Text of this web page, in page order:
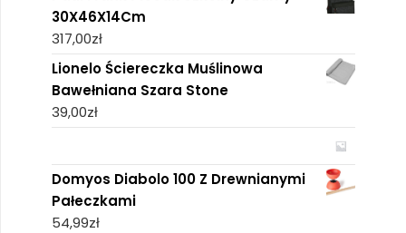
30X46X14Cm
317,00zł
Lionelo Ściereczka Muślinowa
Bawełniana Szara Stone
39,00zł
Domyos Diabolo 100 Z Drewnianymi
Pałeczkami
54,99zł